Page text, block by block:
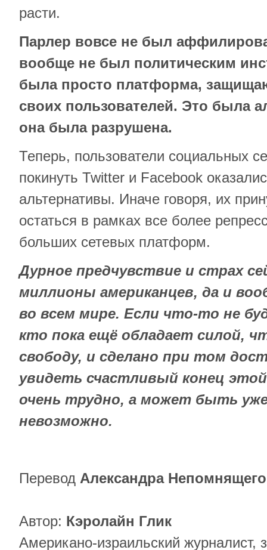
расти.
Парлер вовсе не был
вообще не был политическим
была просто платформа,
своих пользователей. Это была
она была разрушена.
Теперь, пользователи социальных
покинуть Twitter и Facebook
альтернативы. Иначе говоря, их
остаться в рамках все более
больших сетевых платформ.
Дурное предчувствие и страх
миллионы американцев, да и
во всем мире. Если что-то не
кто пока ещё обладает силой,
свободу, и сделано при том
увидеть счастливый конец
очень трудно, а может быть
невозможно.
Перевод Александра Непомнящего
Автор: Кэролайн Глик​
Американо-израильский журналист,